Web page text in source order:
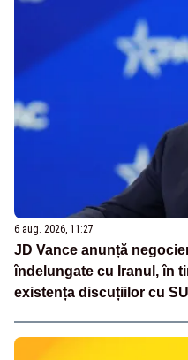
6 aug. 2026, 11:27
JD Vance anunță
îndelungate cu Iranul, în
existența discuțiilor cu